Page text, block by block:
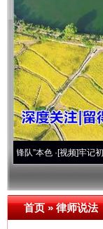
·[视频]牢记初心使命 奋
首页»律师说法